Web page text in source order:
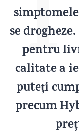
se
pentru
calitate a
puteți
precum